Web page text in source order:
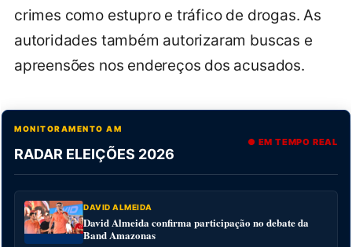
crimes como estupro e tráfico de drogas. As
autoridades também autorizaram buscas e
apreensões nos endereços dos acusados.
MONITORAMENTO AM
RADAR ELEIÇÕES 2026
● EM TEMPO REAL
DAVID ALMEIDA
David Almeida confirma participação no debate da
Band Amazonas